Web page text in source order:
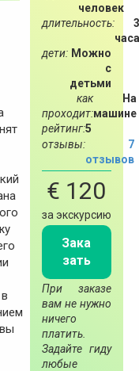
человек
длительность:
3
часа
дети: Можно
с
детьми
как
проходит:
На
машине
рейтинг:5
отзывы:
7
отзывов
€ 120
за экскурсию
Зака
зать
При заказе
вам не нужно
ничего
платить.
Задайте гиду
любые